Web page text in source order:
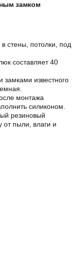
замком
стены, потолки, под
составляет40
известного
монтажа
силиконом.
резиновый
от пыли, влаги и